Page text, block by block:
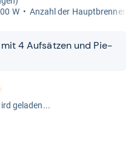
W Anzahl der Haupt­bren­ner:
4 Auf­sät­zen und Pie­
geladen...